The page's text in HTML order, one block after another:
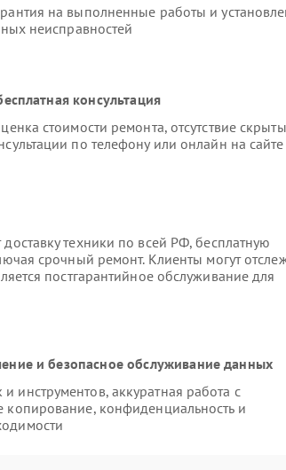
на выполненные работы и
неисправностей
консультация
стоимости ремонта, отсутствие
по телефону или онлайн на сайте
техники по всей РФ, бесплатную
срочный ремонт. Клиенты могут
постгарантийное обслуживание для
и безопасное обслуживание данных
аккуратная работа с
конфиденциальность и